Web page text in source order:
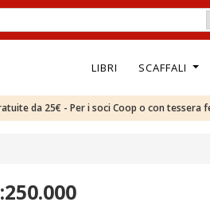
LIBRI SCAFFALI
da 25€ - Per i soci Coop o con